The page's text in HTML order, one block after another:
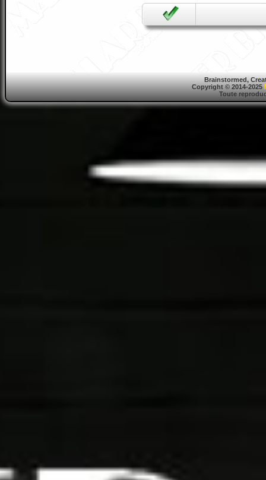
Brainstormed,
Copyright © 2014-2025
Toute